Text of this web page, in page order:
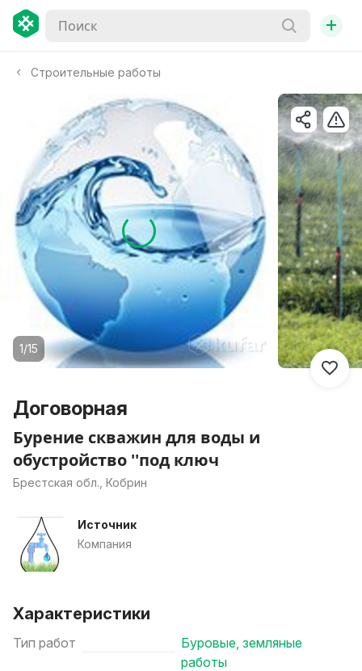
+
Строительные работы
1/15
Договорная
Бурение скважин для воды и
обустройство ''под ключ
Брестская обл., Кобрин
Источник
Компания
Характеристики
Тип работ
Буровые, земляные
работы